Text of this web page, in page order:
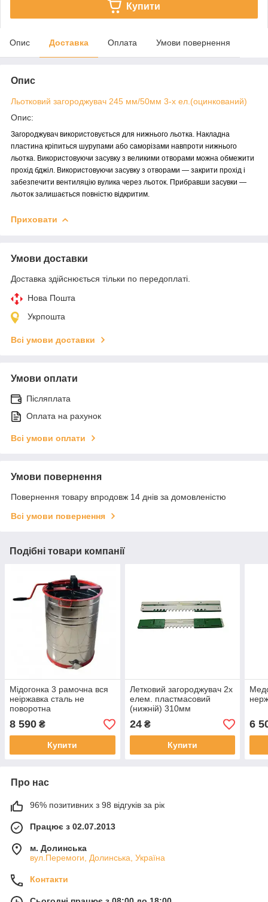
Купити
Опис Доставка Оплата Умови повернення
Опис
Льотковий загороджувач 245 мм/50мм 3-х ел.(оцинкований)
Опис:
Загороджувач використовується для нижнього льотка. Накладна
пластина кріпиться шурупами або саморізами навпроти нижнього
льотка. Використовуючи засувку з великими отворами можна обмежити
прохід бджіл. Використовуючи засувку з отворами ― закрити прохід і
забезпечити вентиляцію вулика через льоток. Прибравши засувки ―
льоток залишається повністю відкритим.
Приховати
Умови доставки
Доставка здійснюється тільки по передоплаті.
Нова Пошта
Укрпошта
Всі умови доставки
Умови оплати
Післяплата
Оплата на рахунок
Всі умови оплати
Умови повернення
Повернення товару впродовж 14 днів за домовленістю
Всі умови повернення
Подібні товари компанії
Мідогонка 3 рамочна вся
неіржавка сталь не
поворотна
8 590 ₴
Купити
Летковий загороджувач 2х
елем. пластмасовий
(нижній) 310мм
24₴
Купити
6
Про нас
96% позитивних з 98 відгуків за рік
Працює з 02.07.2013
м. Долинська
вул.Перемоги, Долинська, Україна
Контакти